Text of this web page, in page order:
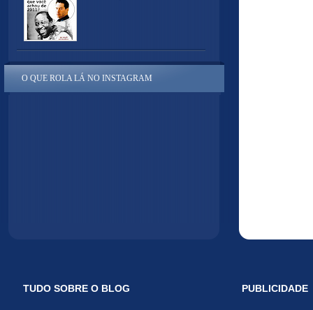
O QUE ROLA LÁ NO INSTAGRAM
TUDO SOBRE O BLOG PUBLICIDADE